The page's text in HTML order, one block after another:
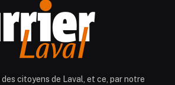
des citoyens de Laval, et ce, par notre